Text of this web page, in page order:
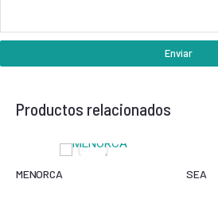
Enviar
Productos relacionados
MENORCA SEA